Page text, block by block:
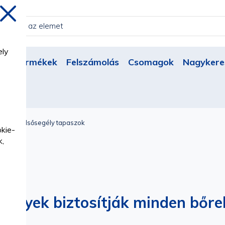
Új termékek Felszámolás Csomagok
Elsősegély tapaszok
biztosítják minden
Bezárás